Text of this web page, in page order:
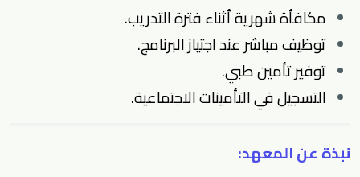
مكافأة شهرية أثناء فترة التدريب.
توظيف مباشر عند اجتياز البرنامج.
توفير تأمين طبي.
التسجيل في التأمينات الاجتماعية.
نبذة عن المعهد: